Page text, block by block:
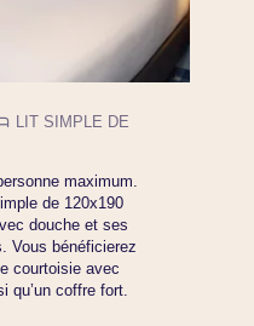
LIT SIMPLE DE
maximum.
de 120x190
douche et ses
Vous bénéficierez
courtoisie avec
qu’un coffre fort.